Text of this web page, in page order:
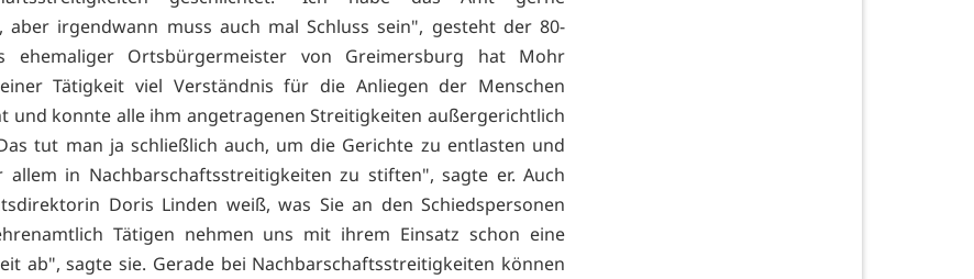
aber irgendwann muss auch mal Schluss sein", gesteht der 80-
ehemaliger Ortsbürgermeister von Greimersburg hat Mohr
Tätigkeit viel Verständnis für die Anliegen der Menschen
und konnte alle ihm angetragenen Streitigkeiten außergerichtlich
tut man ja schließlich auch, um die Gerichte zu entlasten und
allem in Nachbarschaftsstreitigkeiten zu stiften", sagte er. Auch
Doris Linden weiß, was Sie an den Schiedspersonen
Tätigen nehmen uns mit ihrem Einsatz schon eine
ab", sagte sie. Gerade bei Nachbarschaftsstreitigkeiten können